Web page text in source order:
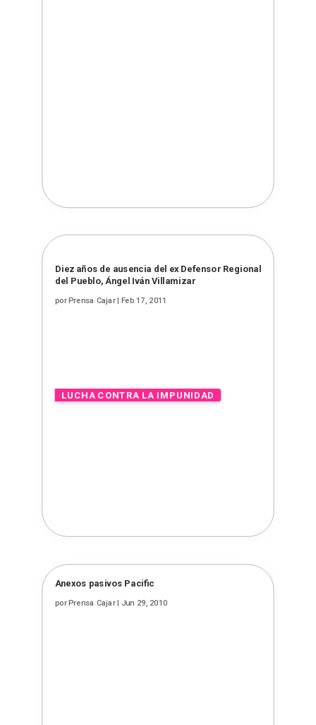
Diez años de ausencia del ex Defensor Regional
del Pueblo, Ángel Iván Villamizar
por Prensa Cajar| Feb 17, 2011
Anexos pasivos Pacific
porPrensa Cajar| Jun 29, 2010